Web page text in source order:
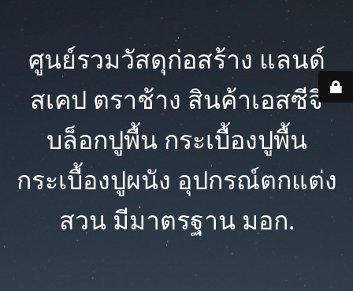
ศูนย์รวมวัสดุก่อสร้าง แลนด์
สเคป ตราช้าง สินค้าเอสซีจี
บล็อกปูพื้น กระเบื้องปูพื้น
กระเบื้องปูผนัง อุปกรณ์ตกแต่ง
สวน มีมาตรฐาน มอก.